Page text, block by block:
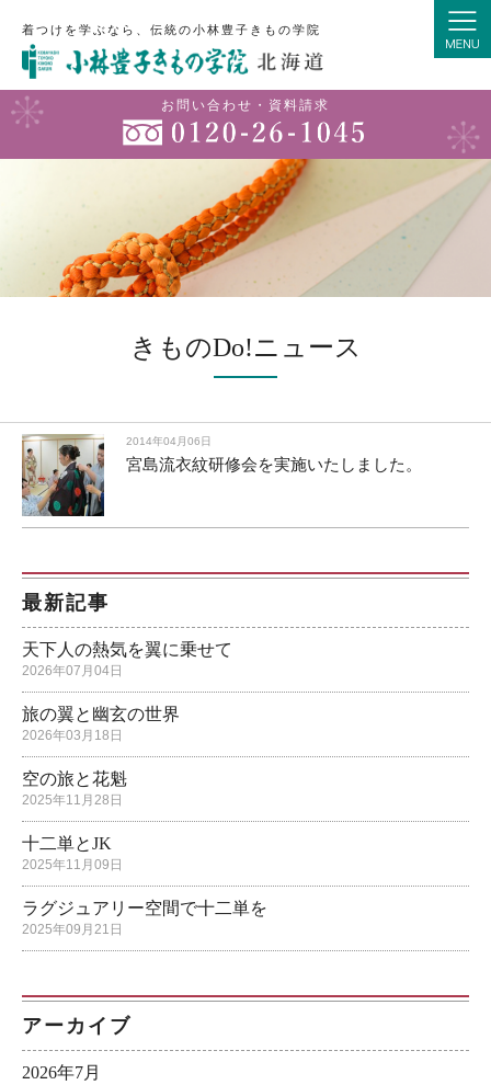
着つけを学ぶなら、伝統の小林豊子きもの学院
お問い合わせ・資料請求
きものDo!ニュース
2014年04月06日
宮島流衣紋研修会を実施いたしました。
最新記事
天下人の熱気を翼に乗せて
2026年07月04日
旅の翼と幽玄の世界
2026年03月18日
空の旅と花魁
2025年11月28日
十二単とJK
2025年11月09日
ラグジュアリー空間で十二単を
2025年09月21日
アーカイブ
2026年7月